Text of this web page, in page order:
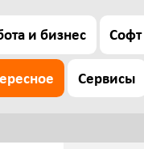
и бизнес Софт
Сервисы